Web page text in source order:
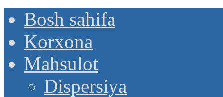
Bosh sahifa
Korxona
Mahsulot
Dispersiya